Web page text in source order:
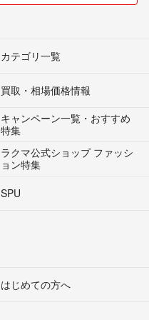
カテゴリ一覧
買取・相場価格情報
キャンペーン一覧・おすすめ
特集
ラクマ公式ショップ ファッシ
ョン特集
SPU
はじめての方へ